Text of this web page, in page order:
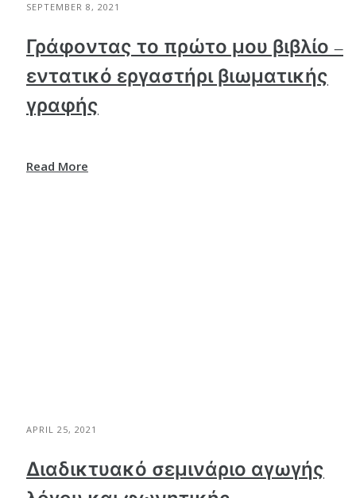
SEPTEMBER 8, 2021
Γράφοντας το πρώτο μου βιβλίο –
εντατικό εργαστήρι βιωματικής
γραφής
Read More
APRIL 25, 2021
Διαδικτυακό σεμινάριο αγωγής